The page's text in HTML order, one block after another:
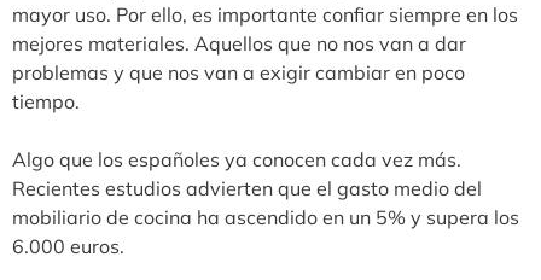
mayor uso. Por ello, es importante confiar siempre en los
mejores materiales. Aquellos que no nos van a dar
problemas y que nos van a exigir cambiar en poco
tiempo.
Algo que los españoles ya conocen cada vez más.
Recientes estudios advierten que el gasto medio del
mobiliario de cocina ha ascendido en un 5% y supera los
6.000 euros.